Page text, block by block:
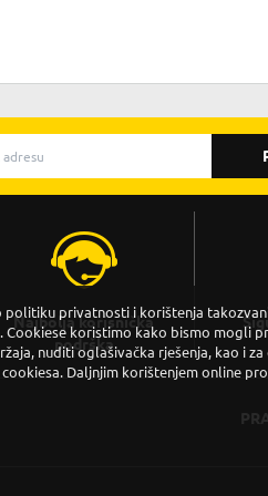
Najbolja korisnička
podrška
politiku privatnosti i korištenja
koristimo kako bismo mogli
nuditi oglašivačka rješenja, kao i
Daljnjim korištenjem online